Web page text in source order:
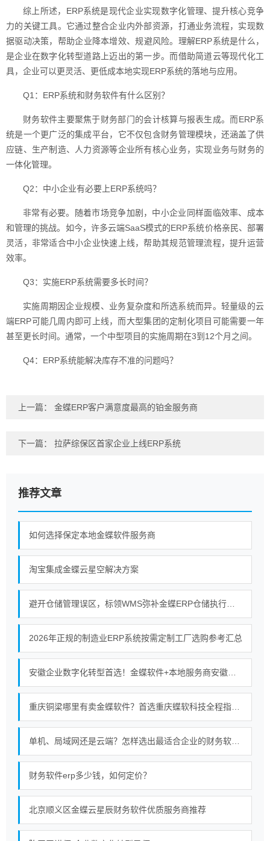
综上所述，ERP系统是现代企业实现数字化管理、提升核心竞争
力的关键工具。它通过整合企业内外部资源，打通业务流程，实现数
据驱动决策，帮助企业降本增效、规避风险。理解ERP系统是什么，
是企业在数字化转型道路上迈出的第一步。而借助简道云等现代化工
具，企业可以更灵活、更低成本地实现ERP系统的落地与应用。
Q1：ERP系统和财务软件有什么区别？
财务软件主要聚焦于财务部门的会计核算与报表生成。而ERP系
统是一个更广泛的集成平台，它不仅包含财务管理模块，还涵盖了供
应链、生产制造、人力资源等企业所有核心业务，实现业务与财务的
一体化管理。
Q2：中小企业有必要上ERP系统吗？
非常有必要。随着市场竞争加剧，中小企业同样面临效率、成本
和管理的挑战。如今，许多云端SaaS模式的ERP系统价格亲民、部署
灵活，非常适合中小企业快速上线，帮助其规范管理流程，提升运营
效率。
Q3：实施ERP系统需要多长时间？
实施周期因企业规模、业务复杂度和所选系统而异。轻量级的云
端ERP可能几周内即可上线，而大型集团的定制化项目可能需要一年
甚至更长时间。通常，一个中型项目的实施周期在3到12个月之间。
Q4：ERP系统能解决库存不准的问题吗？
上一篇： 金蝶ERP客户满意度最高的铂金服务商
下一篇： 拉萨综保区首家企业上线ERP系统
推荐文章
如何选择保定本地金蝶软件服务商
淘宝集成金蝶云星空解决方案
2026年正规的制造业ERP系统按需定制工厂选购参考汇总
财务软件erp多少钱，如何定价？
北京顺义区金蝶云星辰财务软件优质服务商推荐